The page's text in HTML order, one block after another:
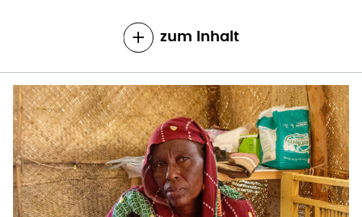
zum Inhalt